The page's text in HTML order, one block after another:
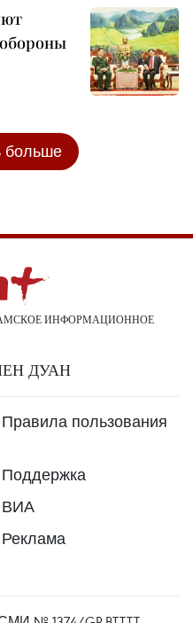
больше
ИНФОРМАЦИОННОЕ
ДУАН
Правила пользования
Поддержка
ВИА
Реклама